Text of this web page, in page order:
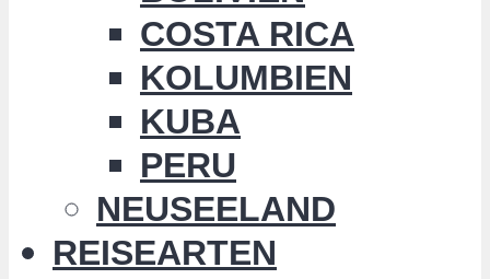
COSTA RICA
KOLUMBIEN
KUBA
PERU
NEUSEELAND
REISEARTEN